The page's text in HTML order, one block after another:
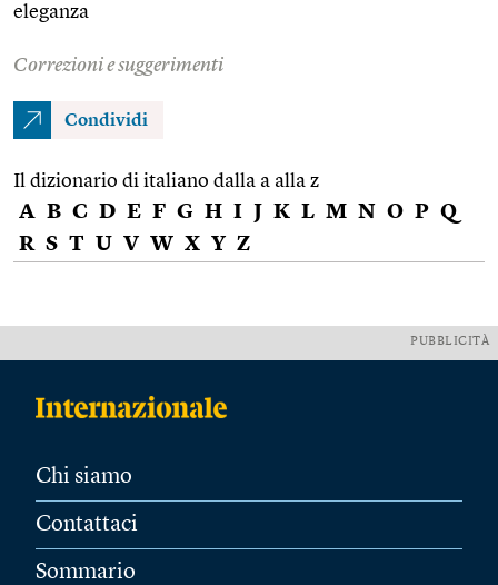
eleganza
Correzioni e suggerimenti
Condividi
Il dizionario di italiano dalla a alla z
A B C D E F G H I J K L M N O P Q
R S T U V W X Y Z
PUBBLICITÀ
Chi siamo
Contattaci
Sommario